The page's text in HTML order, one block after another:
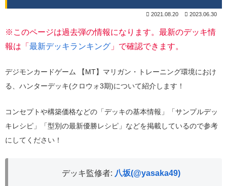
2021.08.20 2023.06.30
※このページは過去弾の情報になります。最新のデッキ情
報は「 最新デッキランキング 」で確認できます。
デジモンカードゲーム 【MT】マリガン・トレーニング環境におけ
る、ハンターデッキ(クロウォ3期)について紹介します！
コンセプトや構築価格などの「デッキの基本情報」「サンプルデッ
キレシピ」「型別の最新優勝レシピ」などを掲載しているので参考
にしてください！
デッキ監修者: 八坂(@yasaka49)